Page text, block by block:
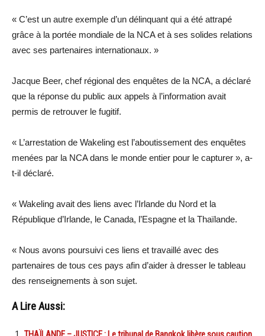
« C’est un autre exemple d’un délinquant qui a été attrapé
grâce à la portée mondiale de la NCA et à ses solides relations
avec ses partenaires internationaux. »
Jacque Beer, chef régional des enquêtes de la NCA, a déclaré
que la réponse du public aux appels à l’information avait
permis de retrouver le fugitif.
« L’arrestation de Wakeling est l’aboutissement des enquêtes
menées par la NCA dans le monde entier pour le capturer », a-
t-il déclaré.
« Wakeling avait des liens avec l’Irlande du Nord et la
République d’Irlande, le Canada, l’Espagne et la Thaïlande.
« Nous avons poursuivi ces liens et travaillé avec des
partenaires de tous ces pays afin d’aider à dresser le tableau
des renseignements à son sujet.
A Lire Aussi: